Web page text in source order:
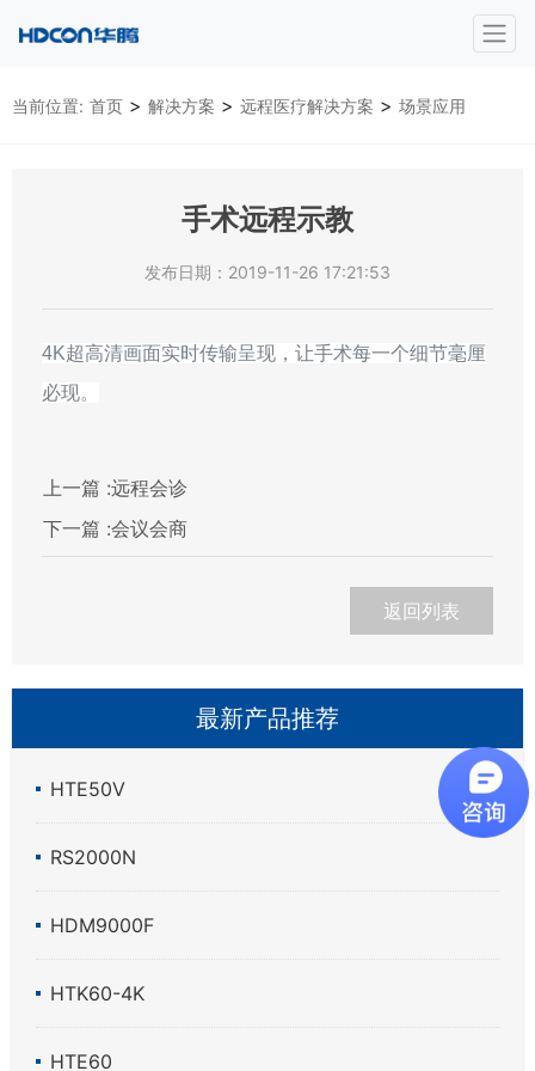
当前位置: 首页 > 解决方案 > 远程医疗解决方案 > 场景应用
最新产品推荐
HTE50V
RS2000N
HDM9000F
HTK60-4K
HTE60
手术远程示教
发布日期：2019-11-26 17:21:53
4K超高清画面实时传输呈现，让手术每一个细节毫厘
必现。
上一篇 :远程会诊
下一篇 :会议会商
返回列表